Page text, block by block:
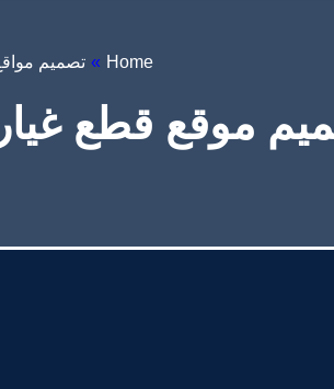
Home
» تصميم